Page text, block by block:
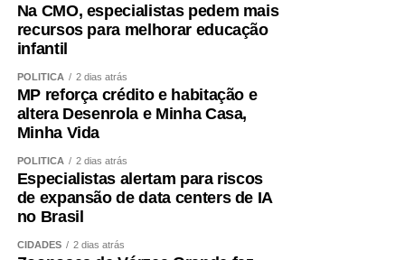
Na CMO, especialistas pedem mais
recursos para melhorar educação
infantil
POLÍTICA 2 dias atrás
MP reforça crédito e habitação e
altera Desenrola e Minha Casa,
Minha Vida
POLÍTICA 2 dias atrás
Especialistas alertam para riscos
de expansão de data centers de IA
no Brasil
CIDADES 2 dias atrás